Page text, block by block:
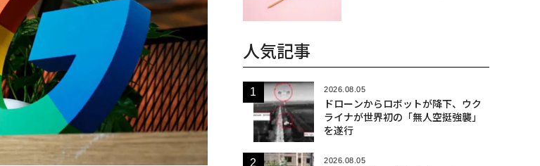
人気記事
2026.08.05
ドローンからロボットが降下、ウク
ライナが世界初の「無人空挺強襲」
を遂行
2026.08.05